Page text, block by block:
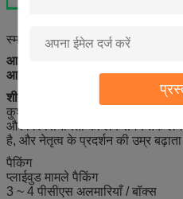
स्मार्ट डिजाइन एलईडी कैबिनेट
आईपी ​​रेटिंग
आईपी
54 (पीठ), किसी भी मौसम की
शीतलन प्रणाली
: वैज्ञानिक संरचना
कुशल प्रशंसकों के साथ पर्याप्त स्थान
और विश्वसनीयता को लंबे समय तक
है, और नेतृत्व के प्रदर्शन की उम्र
पैकिंग
प्लाईवुड मामले पैकिंग
3 ~ 4 पीसीएस अलमारियाँ / बॉक्स